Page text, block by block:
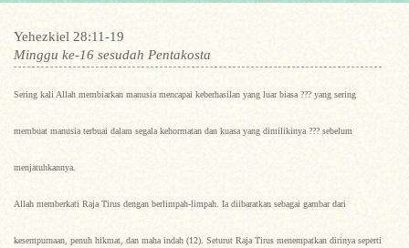
Yehezkiel 28:11-19
Minggu ke-16 sesudah Pentakosta
Sering kali Allah membiarkan manusia mencapai keberhasilan yang luar biasa ??? yang sering
membuat manusia terbuai dalam segala kehormatan dan kuasa yang dimilikinya ??? sebelum
menjatuhkannya.
Allah memberkati Raja Tirus dengan berlimpah-limpah. Ia diibaratkan sebagai gambar dari
kesempurnaan, penuh hikmat, dan maha indah (12). Seturut Raja Tirus menempatkan dirinya seperti